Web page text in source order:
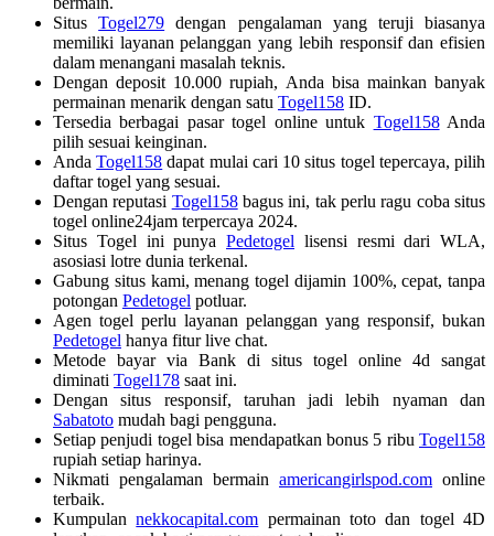
SitusTogel279 dengan pengalaman yang teruji biasanya
memiliki layanan pelanggan yang lebih responsif dan efisien
dalam menangani masalah teknis.
Dengan deposit 10.000 rupiah, Anda bisa mainkan banyak
permainan menarik dengan satu Togel158 ID.
Tersedia berbagai pasar togel online untuk Togel158Anda
pilih sesuai keinginan.
AndaTogel158 dapat mulai cari 10 situs togel tepercaya, pilih
daftar togel yang sesuai.
Dengan reputasi Togel158bagus ini, tak perlu ragu coba situs
togel online24jam terpercaya 2024.
Situs Togel ini punya Pedetogel lisensi resmi dari WLA,
asosiasi lotre dunia terkenal.
Gabung situs kami, menang togel dijamin 100%, cepat, tanpa
potongan Pedetogel potluar.
Agen togel perlu layanan pelanggan yang responsif, bukan
Pedetogel hanya fitur live chat.
Metode bayar via Bank di situs togel online 4d sangat
diminati Togel178 saat ini.
Dengan situs responsif, taruhan jadi lebih nyaman dan
Sabatoto mudah bagi pengguna.
Setiap penjudi togel bisa mendapatkan bonus 5 ribu Togel158
rupiah setiap harinya.
Nikmati pengalaman bermain americangirlspod.com online
terbaik.
Kumpulannekkocapital.com permainan toto dan togel 4D